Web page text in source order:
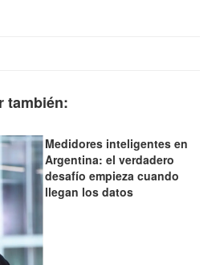
también:
Medidores inteligentes en
Argentina: el verdadero
desafío empieza cuando
llegan los datos